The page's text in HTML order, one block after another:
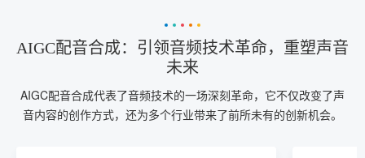
AIGC配音合成：引领音频技术革命，重塑声音
未来
AIGC配音合成代表了音频技术的一场深刻革命，它不仅改变了声
音内容的创作方式，还为多个行业带来了前所未有的创新机会。